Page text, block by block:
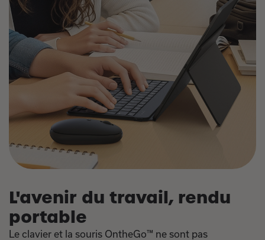
L'avenir du travail, rendu
portable
Le clavier et la souris OntheGo™ ne sont pas